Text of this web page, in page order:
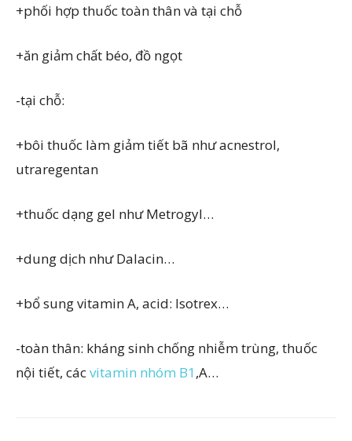
+phối hợp thuốc toàn thân và tại chỗ
+ăn giảm chất béo, đồ ngọt
-tại chỗ:
+bôi thuốc làm giảm tiết bã như acnestrol,
utraregentan
+thuốc dạng gel như Metrogyl…
+dung dịch như Dalacin…
+bổ sung vitamin A, acid: Isotrex…
-toàn thân: kháng sinh chống nhiễm trùng, thuốc
nội tiết, cácvitamin nhóm B1 ,A…